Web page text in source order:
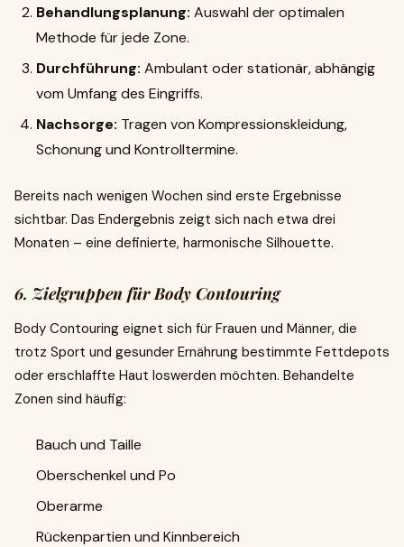
Behandlungsplanung: Auswahl der optimalen
Methode für jede Zone.
Durchführung: Ambulant oder stationär, abhängig
vom Umfang des Eingriffs.
Nachsorge: Tragen von Kompressionskleidung,
Schonung und Kontrolltermine.
Bereits nach wenigen Wochen sind erste Ergebnisse
sichtbar. Das Endergebnis zeigt sich nach etwa drei
Monaten – eine definierte, harmonische Silhouette.
6. Zielgruppen für Body Contouring
Body Contouring eignet sich für Frauen und Männer, die
trotz Sport und gesunder Ernährung bestimmte Fettdepots
oder erschlaffte Haut loswerden möchten. Behandelte
Zonen sind häufig:
Bauch und Taille
Oberschenkel und Po
Oberarme
Rückenpartien und Kinnbereich